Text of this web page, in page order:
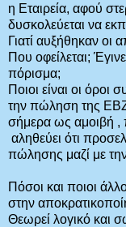
η Εταιρεία, αφού
δυσκολεύεται να
Γιατί αυξήθηκαν οι
Που οφείλεται;
πόρισμα;
Ποιοι είναι οι
την πώληση της
σήμερα ως αμοιβή ,
αληθεύει ότι
πώλησης μαζί με
Πόσοι και ποιοι
στην
Θεωρεί λογικό και